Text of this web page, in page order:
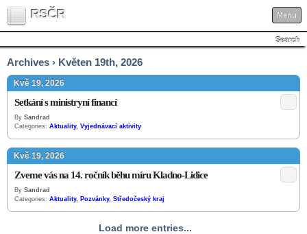
RSČR Menu
Search
Archives › Květen 19th, 2026
Kvě 19, 2026
Setkání s ministryní financí
By Sandrad
Categories: Aktuality, Vyjednávací aktivity
Kvě 19, 2026
Zveme vás na 14. ročník běhu míru Kladno-Lidice
By Sandrad
Categories: Aktuality, Pozvánky, Středočeský kraj
Load more entries...